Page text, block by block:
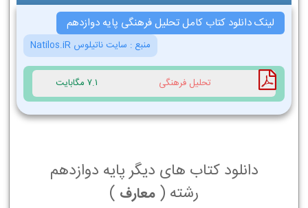
لینک دانلود کتاب کامل تحلیل فرهنگی پایه دوازدهم
منبع : سایت ناتیلوس Natilos.iR
تحلیل فرهنگی 7.1 مگابایت
دانلود کتاب های دیگر پایه دوازدهم
رشته ( معارف )